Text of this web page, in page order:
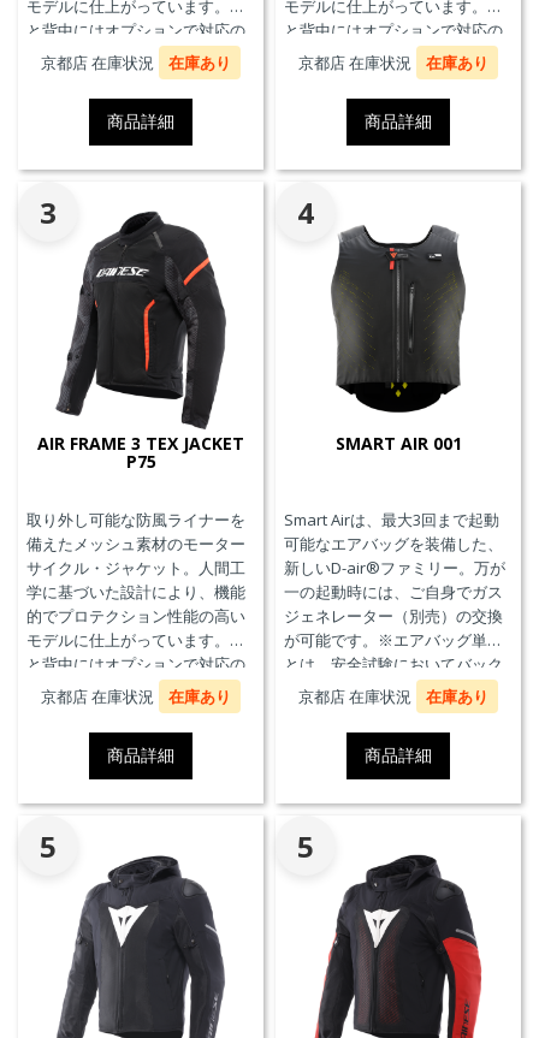
モデルに仕上がっています。胸
と背中にはオプションで対応の
プロテクターを装着することが
できます。また、防水の内ポケ
ット、EN17092クラスA認証、パ
ンツと接続可能なファスナーを
備えています。
京都店 在庫状況 在庫あり
商品詳細
モデルに仕上がっています。胸
と背中にはオプションで対応の
プロテクターを装着することが
できます。また、防水の内ポケ
ット、EN17092クラスA認証、パ
ンツと接続可能なファスナーを
備えています。
京都店 在庫状況 在庫あり
商品詳細
3
AIR FRAME 3 TEX JACKET
P75
取り外し可能な防風ライナーを
備えたメッシュ素材のモーター
サイクル・ジャケット。人間工
学に基づいた設計により、機能
的でプロテクション性能の高い
モデルに仕上がっています。胸
と背中にはオプションで対応の
プロテクターを装着することが
できます。また、防水の内ポケ
ット、EN17092クラスA認証、パ
ンツと接続可能なファスナーを
備えています。
京都店 在庫状況 在庫あり
商品詳細
4
SMART AIR 001
Smart Airは、最大3回まで起動
可能なエアバッグを装備した、
新しいD-air®ファミリー。万が
一の起動時には、ご自身でガス
ジェネレーター（別売）の交換
が可能です。※エアバッグ単体
とは、安全試験においてバック
プロテクターとの併用を必要と
せず、エアバッグことを指しま
京都店 在庫状況 在庫あり
商品詳細
5 5